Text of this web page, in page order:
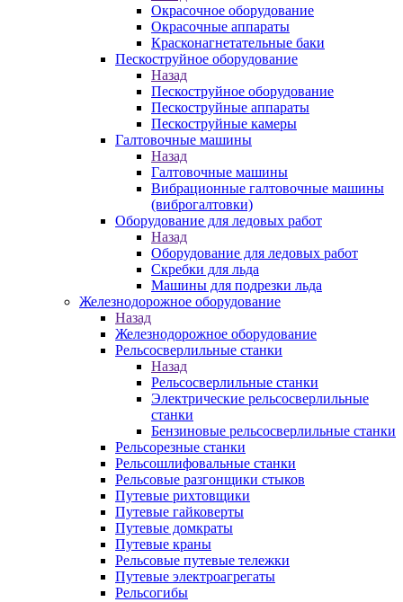
Окрасочное оборудование
Окрасочные аппараты
Красконагнетательные баки
Пескоструйное оборудование
Назад
Пескоструйное оборудование
Пескоструйные аппараты
Пескоструйные камеры
Галтовочные машины
Назад
Галтовочные машины
Вибрационные галтовочные машины
(виброгалтовки)
Оборудование для ледовых работ
Назад
Оборудование для ледовых работ
Скребки для льда
Машины для подрезки льда
Железнодорожное оборудование
Назад
Железнодорожное оборудование
Рельсосверлильные станки
Назад
Рельсосверлильные станки
Электрические рельсосверлильные
станки
Бензиновые рельсосверлильные станки
Рельсорезные станки
Рельсошлифовальные станки
Рельсовые разгонщики стыков
Путевые рихтовщики
Путевые гайковерты
Путевые домкраты
Путевые краны
Рельсовые путевые тележки
Путевые электроагрегаты
Рельсогибы